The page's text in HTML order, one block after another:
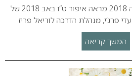
איפור מושלם ליום האהבה 2018 מראה איפור ט”ו באב 2018 של
פרג’י, מנהלת הדרכה לוריאל פריז
המשך קריאה